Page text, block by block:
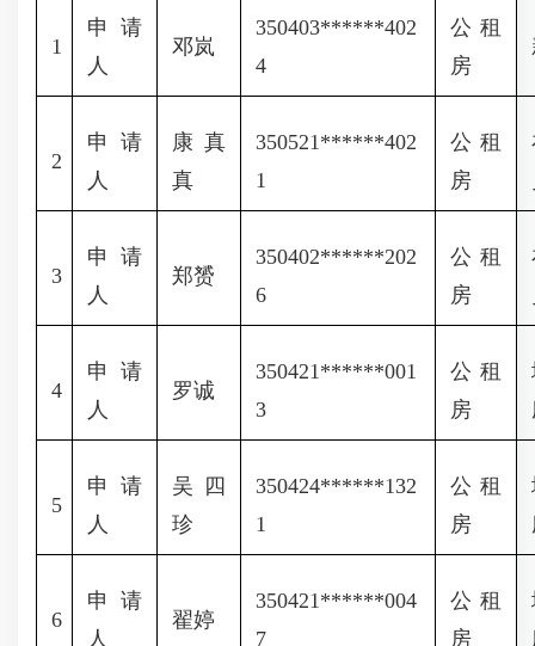
1
申请
人
邓岚
350403******402
4
公租
房
2
申请
人
康真
真
350521******402
1
公租
房
3
申请
人
郑赟
350402******202
6
公租
房
4
申请
人
罗诚
350421******001
3
公租
房
5
申请
人
吴四
珍
350424******132
1
公租
房
6
申请
人
翟婷
350421******004
7
公租
房